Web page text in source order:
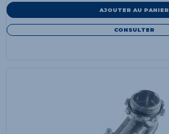
AJOUTER AU PANIER
CONSULTER